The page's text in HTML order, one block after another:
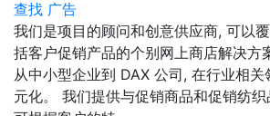
查找 广告
我们是项目的顾问和创意供应商, 可以
括客户促销产品的个别网上商店解决方
从中小型企业到 DAX 公司, 在行业相
元化。 我们提供与促销商品和促销纺